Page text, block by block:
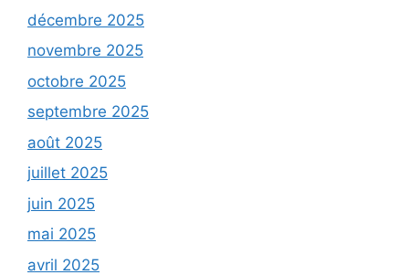
décembre 2025
novembre 2025
octobre 2025
septembre 2025
août 2025
juillet 2025
juin 2025
mai 2025
avril 2025